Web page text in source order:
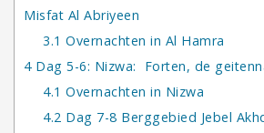
Misfat Al Abriyeen
3.1 Overnachten in Al Hamra
4Dag 5-6: Nizwa: Forten, de
4.1 Overnachten in Nizwa
4.2 Dag 7-8 Berggebied Jebel